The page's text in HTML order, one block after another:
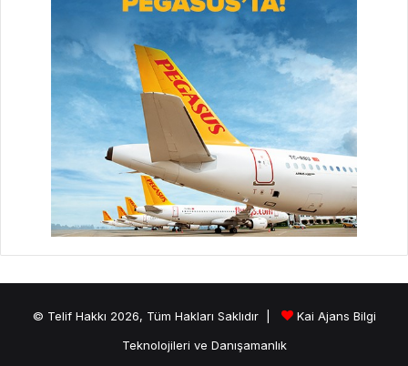
© Telif Hakkı 2026, Tüm Hakları Saklıdır |
Kai Ajans Bilgi
Teknolojileri ve Danışamanlık